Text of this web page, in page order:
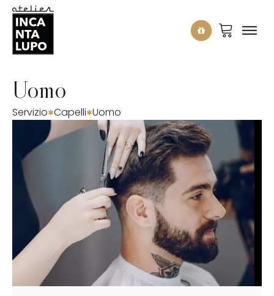
Uomo
Servizio Capelli Uomo